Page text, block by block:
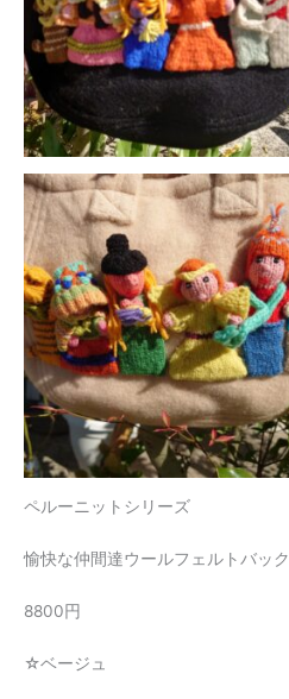
ペルーニットシリーズ
愉快な仲間達ウールフェルトバック
8800円
☆ベージュ